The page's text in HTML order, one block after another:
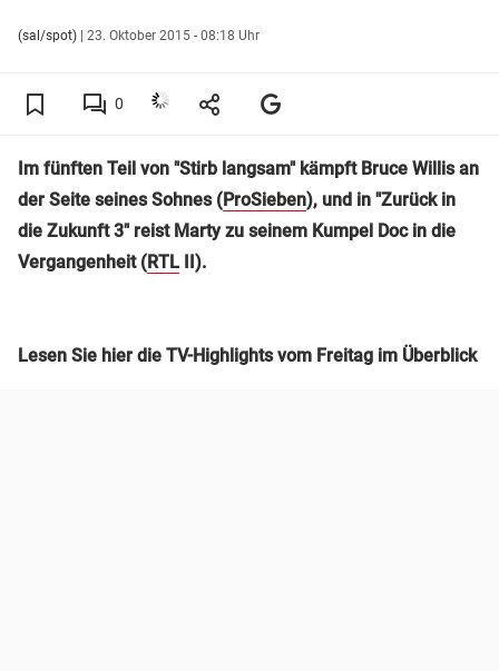
(sal/spot) | 23. Oktober 2015 - 08:18 Uhr
0
Im fünften Teil von "Stirb langsam" kämpft Bruce Willis an
der Seite seines Sohnes (ProSieben), und in "Zurück in
die Zukunft 3" reist Marty zu seinem Kumpel Doc in die
Vergangenheit (RTL II).
Lesen Sie hier die TV-Highlights vom Freitag im Überblick